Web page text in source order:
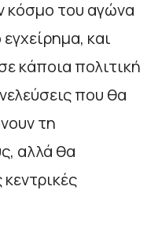
κόσμο του αγώνα
και
κάποια πολιτική
που θα
τη
αλλά θα